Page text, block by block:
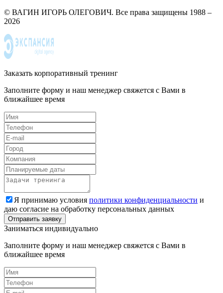
© ВАГИН ИГОРЬ ОЛЕГОВИЧ. Все права защищены 1988 –
2026
Заказать корпоративный тренинг
Заполните форму и наш менеджер свяжется с Вами в
ближайшее время
Я принимаю условия политики конфиденциальности и
даю согласие на обработку персональных данных
Заниматься индивидуально
Заполните форму и наш менеджер свяжется с Вами в
ближайшее время